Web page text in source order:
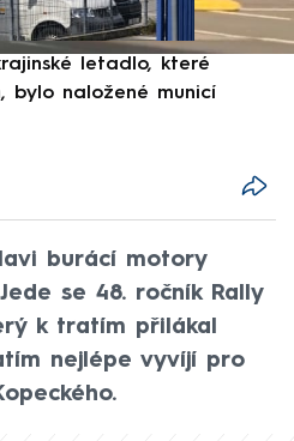
letadlo, které
bylo naložené municí
burácí motory
se 48. ročník Rally
k tratím přilákal
nejlépe vyvíjí pro